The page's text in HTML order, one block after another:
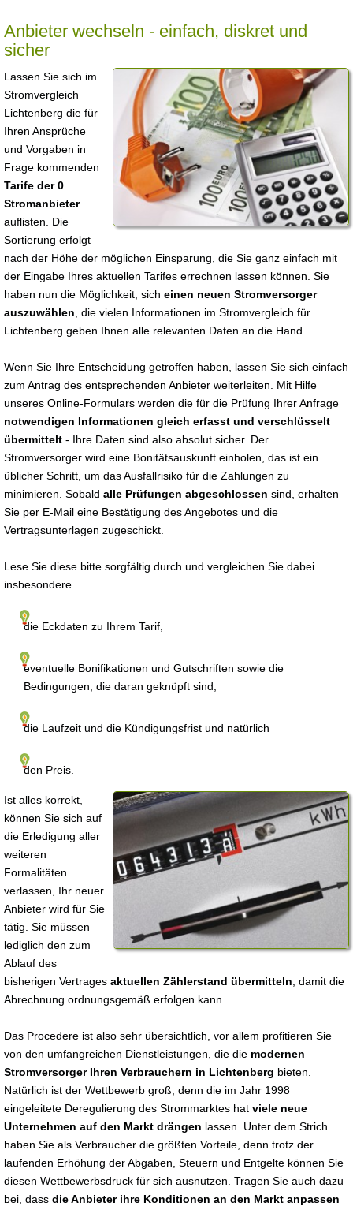
Anbieter wechseln - einfach, diskret und
sicher
Lassen Sie sich im
Stromvergleich
Lichtenberg die für
Ihren Ansprüche
und Vorgaben in
Frage kommenden
Tarife der 0
Stromanbieter
auflisten. Die
Sortierung erfolgt
nach der Höhe der möglichen Einsparung, die Sie ganz einfach mit
der Eingabe Ihres aktuellen Tarifes errechnen lassen können. Sie
haben nun die Möglichkeit, sich einen neuen Stromversorger
auszuwählen , die vielen Informationen im Stromvergleich für
Lichtenberg geben Ihnen alle relevanten Daten an die Hand.
Wenn Sie Ihre Entscheidung getroffen haben, lassen Sie sich einfach
zum Antrag des entsprechenden Anbieter weiterleiten. Mit Hilfe
unseres Online-Formulars werden die für die Prüfung Ihrer Anfrage
notwendigen Informationen gleich erfasst und verschlüsselt
übermittelt - Ihre Daten sind also absolut sicher. Der
Stromversorger wird eine Bonitätsauskunft einholen, das ist ein
üblicher Schritt, um das Ausfallrisiko für die Zahlungen zu
minimieren. Sobald alle Prüfungen abgeschlossen sind, erhalten
Sie per E-Mail eine Bestätigung des Angebotes und die
Vertragsunterlagen zugeschickt.
Lese Sie diese bitte sorgfältig durch und vergleichen Sie dabei
insbesondere
die Eckdaten zu Ihrem Tarif,
eventuelle Bonifikationen und Gutschriften sowie die
Bedingungen, die daran geknüpft sind,
die Laufzeit und die Kündigungsfrist und natürlich
den Preis.
Ist alles korrekt,
können Sie sich auf
die Erledigung aller
weiteren
Formalitäten
verlassen, Ihr neuer
Anbieter wird für Sie
tätig. Sie müssen
lediglich den zum
Ablauf des
bisherigen Vertrages aktuellen Zählerstand übermitteln , damit die
Abrechnung ordnungsgemäß erfolgen kann.
Das Procedere ist also sehr übersichtlich, vor allem profitieren Sie
von den umfangreichen Dienstleistungen, die die modernen
Stromversorger Ihren Verbrauchern in Lichtenberg bieten.
Natürlich ist der Wettbewerb groß, denn die im Jahr 1998
eingeleitete Deregulierung des Strommarktes hat viele neue
Unternehmen auf den Markt drängen lassen. Unter dem Strich
haben Sie als Verbraucher die größten Vorteile, denn trotz der
laufenden Erhöhung der Abgaben, Steuern und Entgelte können Sie
diesen Wettbewerbsdruck für sich ausnutzen. Tragen Sie auch dazu
bei, dass die Anbieter ihre Konditionen an den Markt anpassen